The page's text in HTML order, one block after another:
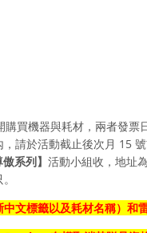
購買機器與耗材，兩者發票
請於活動截止後次月 15
傲系列】 活動小組收，地址
文標籤以及耗材名稱） 和